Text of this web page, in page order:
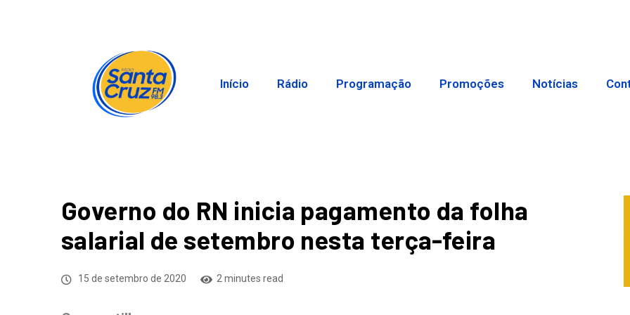
Início Rádio Programação Promoções Notícias
Governo do RN inicia pagamento da folha
salarial de setembro nesta terça-feira
15 de setembro de 2020 2 minutes read